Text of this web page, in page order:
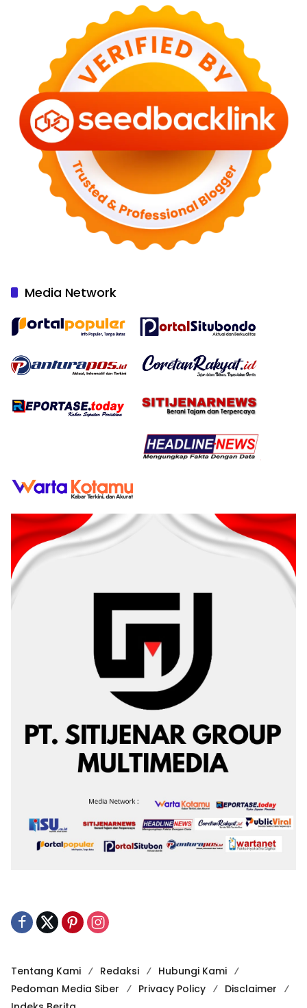
Media Network
Tentang Kami Redaksi
Hubungi Kami
Pedoman Media Siber
Privacy Policy
Disclaimer